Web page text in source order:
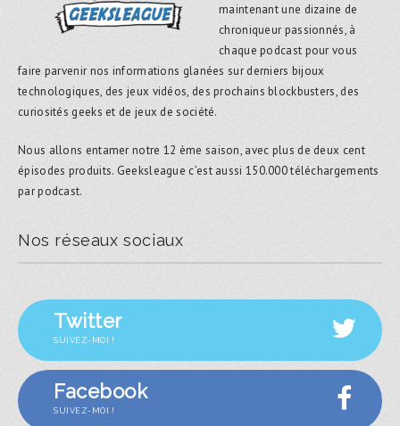
maintenant une dizaine de
chroniqueur passionnés, à
chaque podcast pour vous
faire parvenir nos informations glanées sur derniers bijoux
technologiques, des jeux vidéos, des prochains blockbusters, des
curiosités geeks et de jeux de société.
Nous allons entamer notre 12 ème saison, avec plus de deux cent
épisodes produits. Geeksleague c’est aussi 150.000 téléchargements
par podcast.
Nos réseaux sociaux
Twitter
SUIVEZ-MOI !
Facebook
SUIVEZ-MOI !